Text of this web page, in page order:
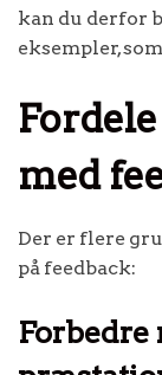
kan du derfor
eksempler,
med
Der er flere
på feedback:
Forbedre